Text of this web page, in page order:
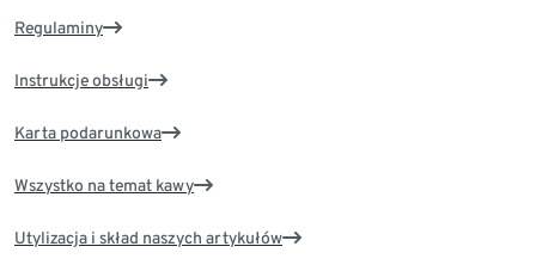
Regulaminy
Instrukcje obsługi
Karta podarunkowa
Wszystko na temat kawy
Utylizacja i skład naszych artykułów